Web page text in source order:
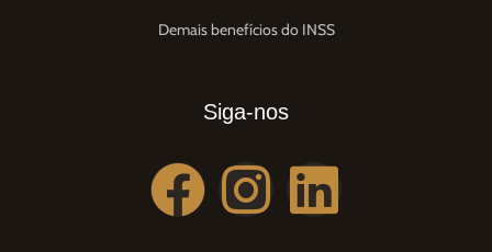
Demais benefícios do INSS
Siga-nos